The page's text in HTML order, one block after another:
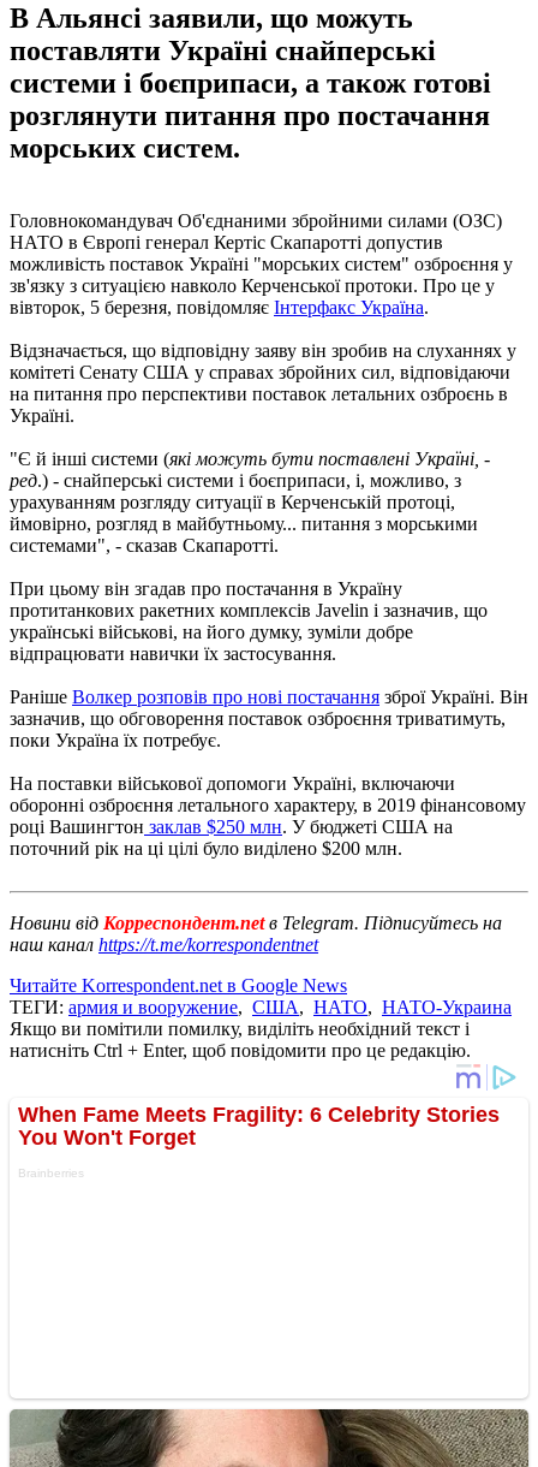
В Альянсі заявили, що можуть
поставляти Україні снайперські
системи і боєприпаси, а також готові
розглянути питання про постачання
морських систем.
Головнокомандувач Об'єднаними збройними силами (ОЗС)
НАТО в Європі генерал Кертіс Скапаротті допустив
можливість поставок Україні "морських систем" озброєння у
зв'язку з ситуацією навколо Керченської протоки. Про це у
вівторок, 5 березня, повідомляє Інтерфакс Україна.
Відзначається, що відповідну заяву він зробив на слуханнях у
комітеті Сенату США у справах збройних сил, відповідаючи
на питання про перспективи поставок летальних озброєнь в
Україні.
"Є й інші системи (які можуть бути поставлені Україні, -
ред.) - снайперські системи і боєприпаси, і, можливо, з
урахуванням розгляду ситуації в Керченській протоці,
ймовірно, розгляд в майбутньому... питання з морськими
системами", - сказав Скапаротті.
При цьому він згадав про постачання в Україну
протитанкових ракетних комплексів Javelin і зазначив, що
українські військові, на його думку, зуміли добре
відпрацювати навички їх застосування.
Раніше Волкер розповів про нові постачання зброї Україні. Він
зазначив, що обговорення поставок озброєння триватимуть,
поки Україна їх потребує.
На поставки військової допомоги Україні, включаючи
оборонні озброєння летального характеру, в 2019 фінансовому
році Вашингтон заклав $250 млн. У бюджеті США на
поточний рік на ці цілі було виділено $200 млн.
Новини від Корреспондент.netв Telegram. Підписуйтесь на
наш канал https://t.me/korrespondentnet
Читайте Korrespondent.net в Google News
ТЕГИ: армия и вооружение, США, НАТО, НАТО-Украина
Якщо ви помітили помилку, виділіть необхідний текст і
натисніть Ctrl + Enter, щоб повідомити про це редакцію.